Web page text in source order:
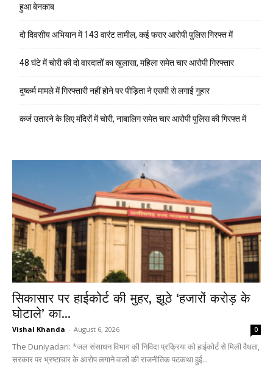
हुआ बेनकाब
दो दिवसीय अभियान में 143 वारंट तामील, कई फरार आरोपी पुलिस गिरफ्त में
48 घंटे में चोरी की दो वारदातों का खुलासा, महिला समेत चार आरोपी गिरफ्तार
दुष्कर्म मामले में गिरफ्तारी नहीं होने पर पीड़िता ने एसपी से लगाई गुहार
कर्ज उतारने के लिए मंदिरों में चोरी, नाबालिग समेत चार आरोपी पुलिस की गिरफ्त में
सिकासार पर हाईकोर्ट की मुहर, झूठे ‘हजारों करोड़ के
घोटाले’ का...
Vishal Khanda - August 6, 2026 0
The Duniyadari: *जल संसाधन विभाग की निविदा प्रक्रिया को हाईकोर्ट से मिली वैधता,
सरकार पर भ्रष्टाचार के आरोप लगाने वालों की राजनीतिक पटकथा हुई...